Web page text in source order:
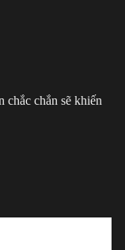
chắn sẽ khiến